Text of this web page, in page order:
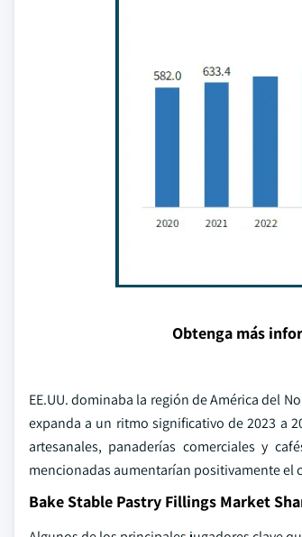
Obtenga más
EE.UU. dominaba la región de América del
expanda a un ritmo significativo de 2023 a
artesanales, panaderías comerciales y
mencionadas aumentarían positivamente el
Bake Stable Pastry Fillings Market